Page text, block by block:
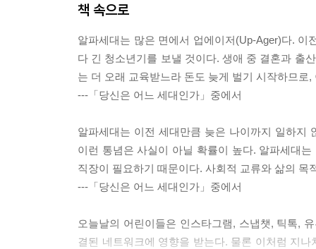
책 속으로
알파세대는 많은 면에서 업에이저(Up-Ager)다.
다 긴 청소년기를 보낼 것이다. 생애 중 결혼과 출
는 더 오래 교육받느라 돈도 늦게 벌기 시작하므
---「당신은 어느 세대인가」중에서
알파세대는 이전 세대만큼 늦은 나이까지 일하지
이런 통념은 사실이 아닐 확률이 높다. 알파세대
직장이 필요하기 때문이다. 사회적 교류와 삶의
---「당신은 어느 세대인가」중에서
오늘날의 어린이들은 인스타그램, 스냅챗, 틱톡,
결된 네트워크에 영향을 받는다. 물론 이처럼 지